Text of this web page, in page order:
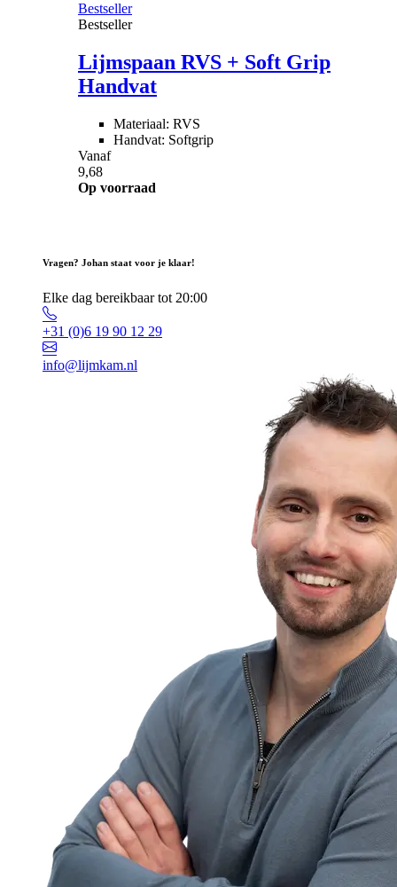
Bestseller
Bestseller
Lijmspaan RVS + Soft Grip
Handvat
Materiaal: RVS
Handvat: Softgrip
Vanaf
9,68
Op voorraad
Vragen? Johan staat voor je klaar!
Elke dag bereikbaar tot 20:00
+31 (0)6 19 90 12 29
info@lijmkam.nl